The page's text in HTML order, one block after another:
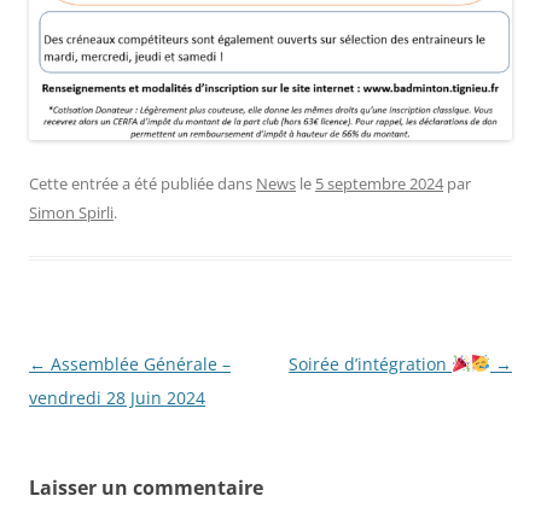
Cette entrée a été publiée dans News le 5 septembre 2024 par
Simon Spirli.
Navigation
des
← Assemblée Générale –
vendredi 28 Juin 2024
Soirée d’intégration →
Laisser un commentaire